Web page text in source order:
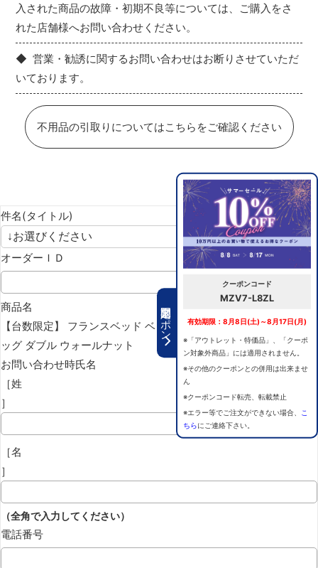
期間限定クーポン
クーポンコード
MZV7-L8ZL
有効期限：8月8日(土)～8月17日(月)
※「アウトレット・特価品」、「クーポ
ン対象外商品」には適用されません。
※その他のクーポンとの併用は出来ませ
ん
※クーポンコード転売、転載禁止
※エラー等でご注文ができない場合、
こ
ちらにご連絡下さい。
入された商品の故障・初期不良等については、ご購入をさ
れた店舗様へお問い合わせください。
営業・勧誘に関するお問い合わせはお断りさせていただ
いております。
不用品の引取りについてはこちらをご確認ください
件名(タイトル)
オーダーＩＤ
商品名
【台数限定】 フランスベッド ベッドフレーム エディ EY-03C レ
ッグ ダブル ウォールナット
お問い合わせ時氏名
［姓
］
［名
］
（全角で入力してください）
電話番号